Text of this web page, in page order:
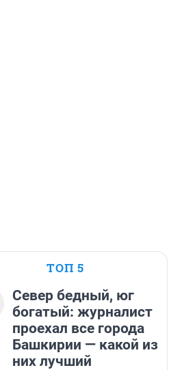
ТОП 5
Север бедный, юг
богатый: журналист
проехал все города
Башкирии — какой из
них лучший